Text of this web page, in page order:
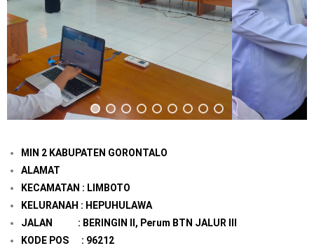
MIN 2 KABUPATEN GORONTALO
ALAMAT
KECAMATAN : LIMBOTO
KELURANAH : HEPUHULAWA
JALAN : BERINGIN II, Perum BTN JALUR III
KODE POS : 96212